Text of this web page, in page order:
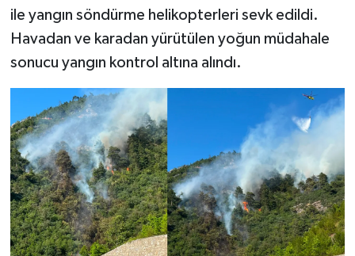
ile yangın söndürme helikopterleri sevk edildi.
Havadan ve karadan yürütülen yoğun müdahale
sonucu yangın kontrol altına alındı.